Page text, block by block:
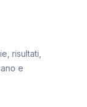
risultati,
e